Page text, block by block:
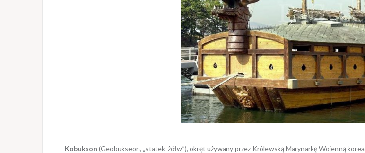
Kobukson (Geobukseon, „statek-żółw”), okręt używany przez Królewską Marynarkę Wojenną